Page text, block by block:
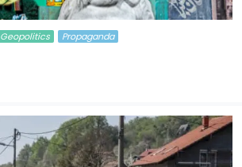
Geopolitics Propaganda